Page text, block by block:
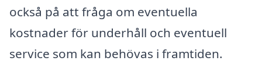
också på att fråga om eventuella
kostnader för underhåll och eventuell
service som kan behövas i framtiden.